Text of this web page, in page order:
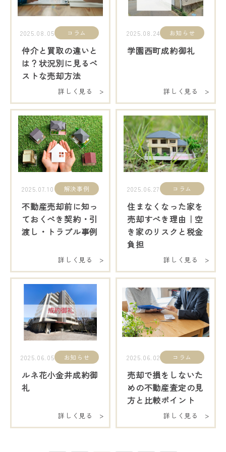
コラム
2025.08.05
仲介と買取の違いと
は？状況別に見るベ
ストな売却方法
詳しく見る >
お知らせ
2025.08.24
学園西町成約御礼
詳しく見る >
解決事例
2025.07.10
不動産売却前に知っ
ておくべき契約・引
渡し・トラブル事例
詳しく見る >
コラム
2025.06.27
住まなくなった家を
売却すべき理由｜空
き家のリスクと税金
負担
詳しく見る >
お知らせ
2025.06.05
ルネ花小金井成約御
礼
詳しく見る >
コラム
2025.06.02
売却で損をしないた
めの不動産査定の見
方と比較ポイント
詳しく見る >